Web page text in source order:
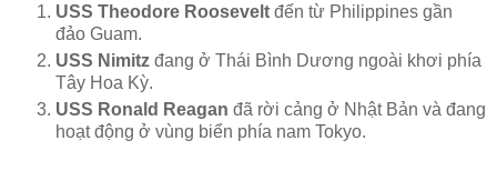
USS Theodore Roosevelt đến từ Philippines gần
đảo Guam.
USS Nimitz đang ở Thái Bình Dương ngoài khơi phía
Tây Hoa Kỳ.
USS Ronald Reagan đã rời cảng ở Nhật Bản và đang
hoạt động ở vùng biển phía nam Tokyo.